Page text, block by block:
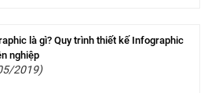
là gì? Quy trình thiết kế Infographic
nghiệp
2019)